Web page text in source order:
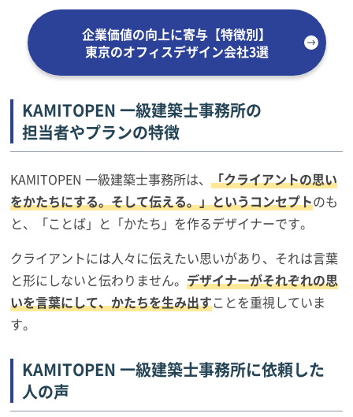
企業価値の向上に寄与【特徴別】
東京のオフィスデザイン会社3選
KAMITOPEN 一級建築士事務所の
担当者やプランの特徴
KAMITOPEN 一級建築士事務所は、「クライアントの思い
をかたちにする。そして伝える。」というコンセプトのも
と、「ことば」と「かたち」を作るデザイナーです。
クライアントには人々に伝えたい思いがあり、それは言葉
と形にしないと伝わりません。デザイナーがそれぞれの思
いを言葉にして、かたちを生み出すことを重視していま
す。
KAMITOPEN 一級建築士事務所に依頼した
人の声